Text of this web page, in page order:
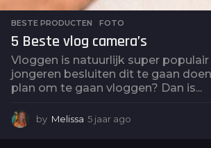
BESTE PRODUCTEN ,FOTO
5 Beste vlog camera’s
Vloggen is natuurlijk super
jongeren besluiten dit te gaan
plan om te gaan vloggen? Dan is...
by Melissa 5 jaar ago